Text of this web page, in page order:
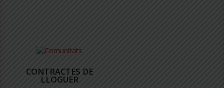
CONTRACTES DE
LLOGUER